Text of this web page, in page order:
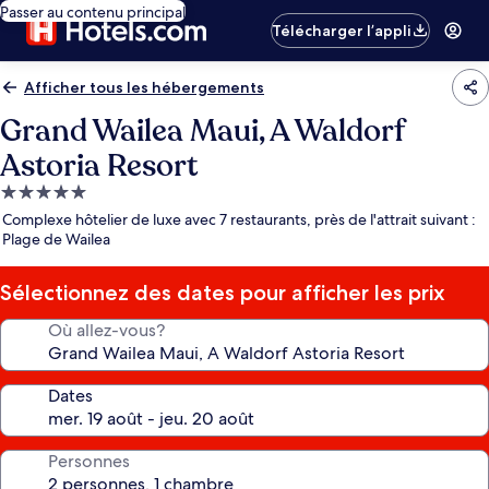
Passer au contenu principal
Télécharger l’appli
Afficher tous les hébergements
Grand Wailea Maui, A Waldorf
Astoria Resort
Hébergement
5.0 étoiles
Complexe hôtelier de luxe avec 7 restaurants, près de l'attrait suivant :
Plage de Wailea
Sélectionnez des dates pour afficher les prix
Où allez-vous?
Dates
Personnes